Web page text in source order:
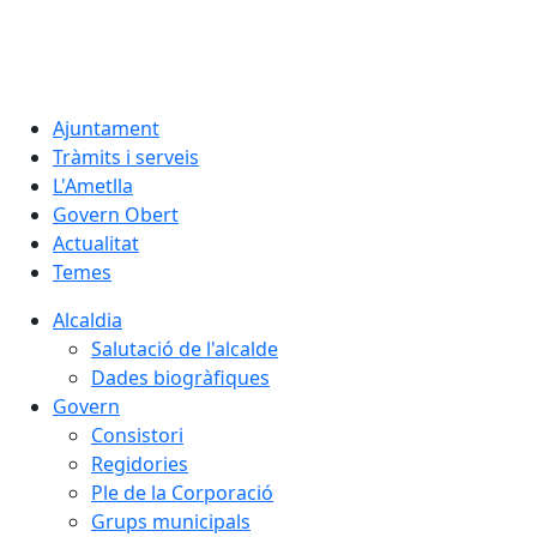
Ajuntament
Tràmits i serveis
L'Ametlla
Govern Obert
Actualitat
Temes
Alcaldia
Salutació de l'alcalde
Dades biogràfiques
Govern
Consistori
Regidories
Ple de la Corporació
Grups municipals